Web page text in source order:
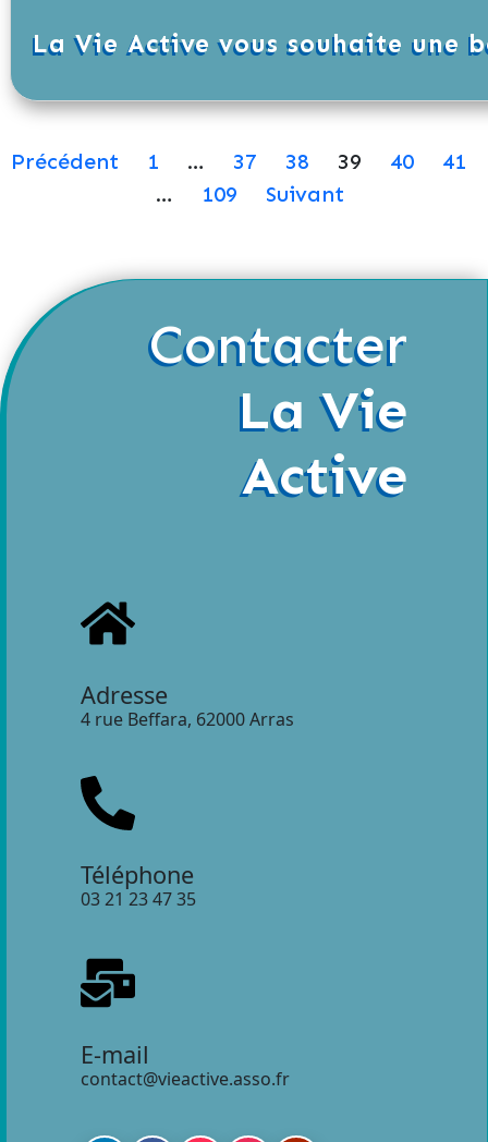
La Vie Active vous souhaite une
Précédent 1 … 37 38 39 40
41
…
109 Suivant
Contacter
La Vie
Active
Adresse
4 rue Beffara, 62000 Arras
Téléphone
03 21 23 47 35
E-mail
contact@vieactive.asso.fr